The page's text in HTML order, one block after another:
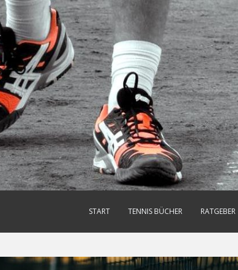
START TENNIS BÜCHER RATGEBER